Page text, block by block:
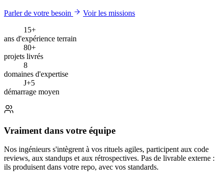
Parler de votre besoin
Voir les missions
15+
ans d'expérience terrain
80+
projets livrés
8
domaines d'expertise
J+5
démarrage moyen
Vraiment dans votre équipe
Nos ingénieurs s'intègrent à vos rituels agiles, participent aux code
reviews, aux standups et aux rétrospectives. Pas de livrable externe :
ils produisent dans votre repo, avec vos standards.